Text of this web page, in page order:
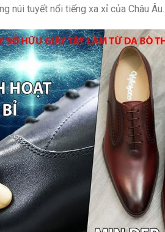
núi tuyết nổi tiếng xa xỉ của Châu